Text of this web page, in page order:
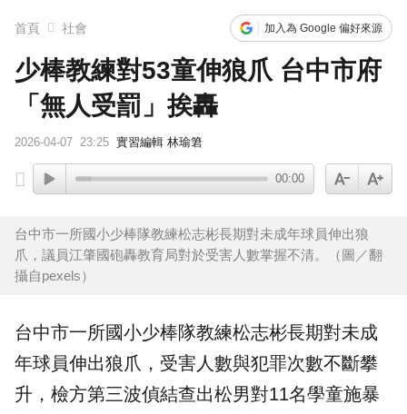
首頁 社會 加入為 Google 偏好來源
少棒教練對53童伸狼爪 台中市府
「無人受罰」挨轟
2026-04-07 23:25 實習編輯 林瑜䇹
00:00
台中市一所國小少棒隊教練松志彬長期對未成年球員伸出狼
爪，議員江肇國砲轟教育局對於受害人數掌握不清。（圖／翻
攝自pexels）
台中市一所國小少棒隊教練松志彬長期對未成
年球員伸出狼爪，受害人數與犯罪次數不斷攀
升，檢方第三波偵結查出松男對11名學童施暴